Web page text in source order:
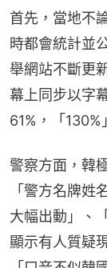
首先，當地不
時都會統計並
舉網站不斷更
幕上同步以字
61%，「130%
警察方面，韓
「警方名牌姓
大幅出動」、
顯示有人質疑